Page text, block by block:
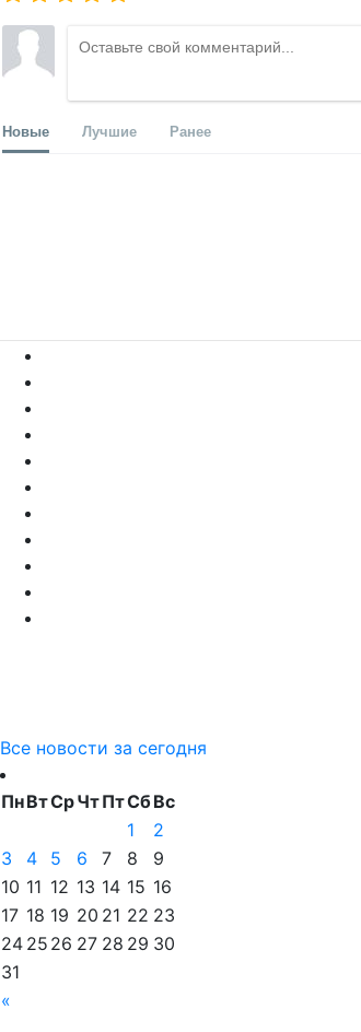
Новые Лучшие Ранее
Все новости за сегодня
ПнВтСрЧтПтСбВс
«
1
2
3
4 5 6 7 8
9
10 11 12 13 14 15 16
17 18 19 20 21 22 23
24 25 26 27 28 29 30
31